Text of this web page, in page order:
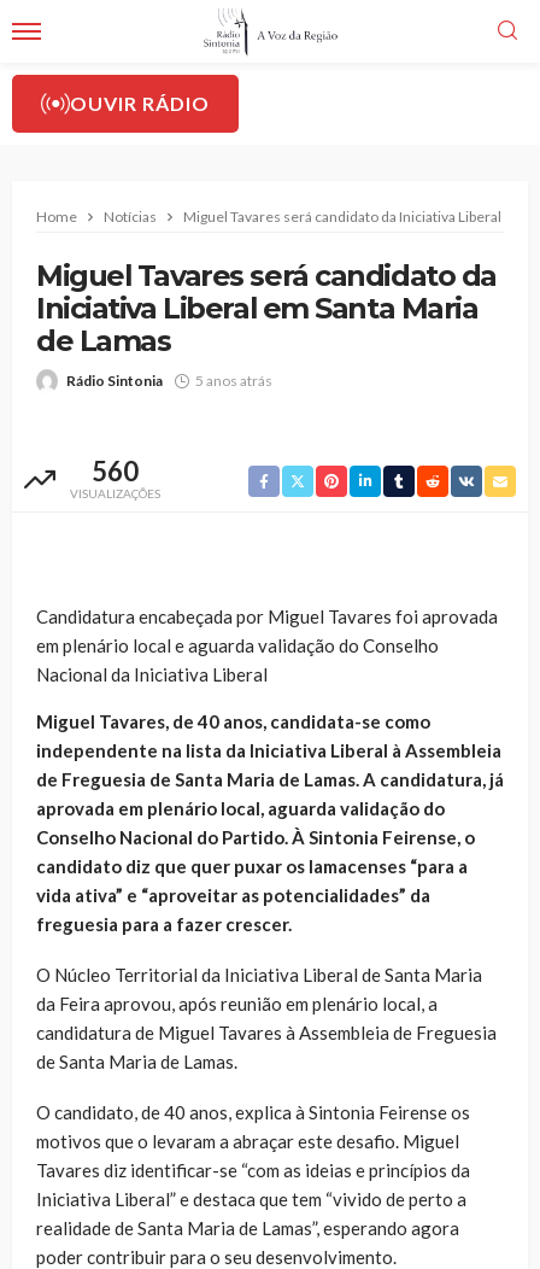
OUVIR RÁDIO
Home Notícias Miguel Tavares será candidato da Iniciativa Liberal em
Miguel Tavares será candidato da
Iniciativa Liberal em Santa Maria
de Lamas
Rádio Sintonia 5 anos atrás
560
VISUALIZAÇÕES
Candidatura encabeçada por Miguel Tavares foi aprovada
em plenário local e aguarda validação do Conselho
Nacional da Iniciativa Liberal
Miguel Tavares, de 40 anos, candidata-se como
independente na lista da Iniciativa Liberal à Assembleia
de Freguesia de Santa Maria de Lamas. A candidatura, já
aprovada em plenário local, aguarda validação do
Conselho Nacional do Partido. À Sintonia Feirense, o
candidato diz que quer puxar os lamacenses “para a
vida ativa” e “aproveitar as potencialidades” da
freguesia para a fazer crescer.
O Núcleo Territorial da Iniciativa Liberal de Santa Maria
da Feira aprovou, após reunião em plenário local, a
candidatura de Miguel Tavares à Assembleia de Freguesia
de Santa Maria de Lamas.
O candidato, de 40 anos, explica à Sintonia Feirense os
motivos que o levaram a abraçar este desafio. Miguel
Tavares diz identificar-se “com as ideias e princípios da
Iniciativa Liberal” e destaca que tem “vivido de perto a
realidade de Santa Maria de Lamas”, esperando agora
poder contribuir para o seu desenvolvimento.